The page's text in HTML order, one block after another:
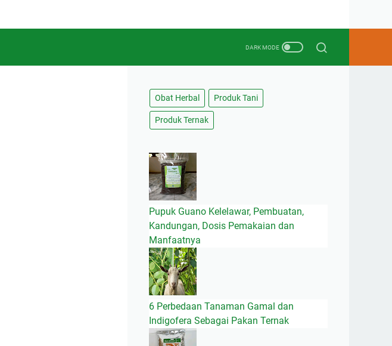
Obat Herbal Produk Tani
Produk Ternak
Pupuk Guano Kelelawar, Pembuatan,
Kandungan, Dosis Pemakaian dan
Manfaatnya
6 Perbedaan Tanaman Gamal dan
Indigofera Sebagai Pakan Ternak